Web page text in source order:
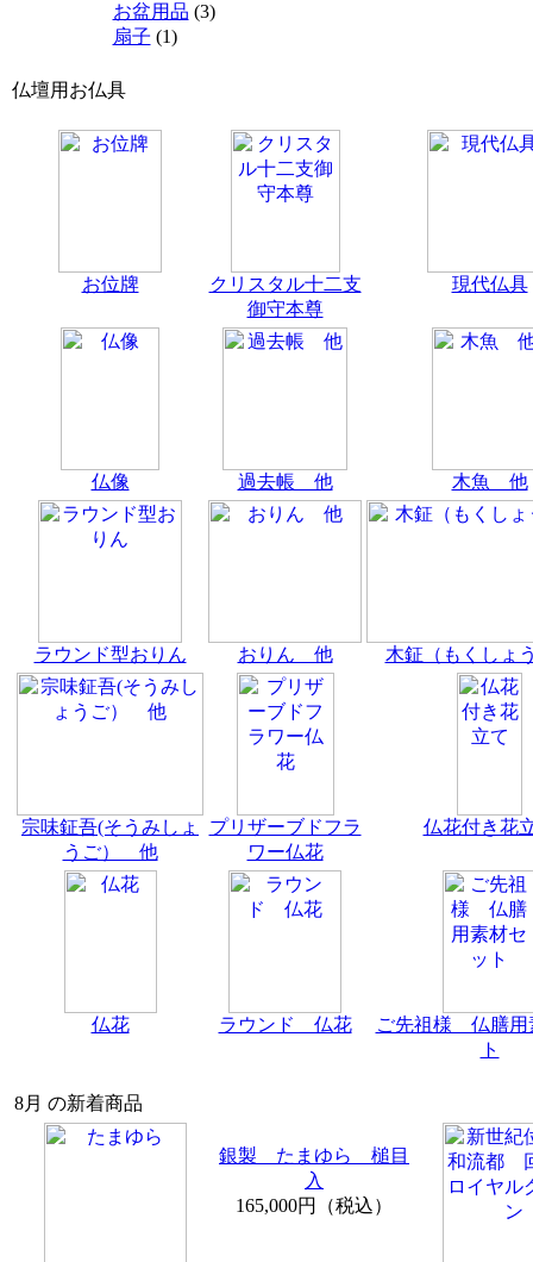
お盆用品 (3)
扇子 (1)
仏壇用お仏具
お位牌
クリスタル十二支
御守本尊
現代仏具
仏像 過去帳 他 木魚 他
ラウンド型おりん おりん 他 木鉦（もくしょ
宗味鉦吾(そうみしょ
うご） 他
プリザーブドフラ
ワー仏花
仏花付き花
仏花 ラウンド 仏花
ご先祖様 仏膳用
ト
8月 の新着商品
銀製 たまゆら 槌目
入
165,000円（税込）